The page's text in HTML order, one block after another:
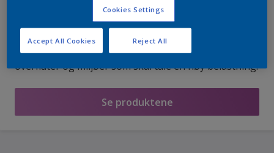
Kåret som ”Best-i-test” i test tar vi både Nordsjö
Professional Rezisto 5 og 7 som vår nye
miljømerkede, vanntynnbare veggmalinger til et
ekstra nivå av Stain Resistance-formulering for
overflater og miljøer som skal tåle en høy belastning.
Se produktene
Cookies Settings
Reject All
Accept All Cookies